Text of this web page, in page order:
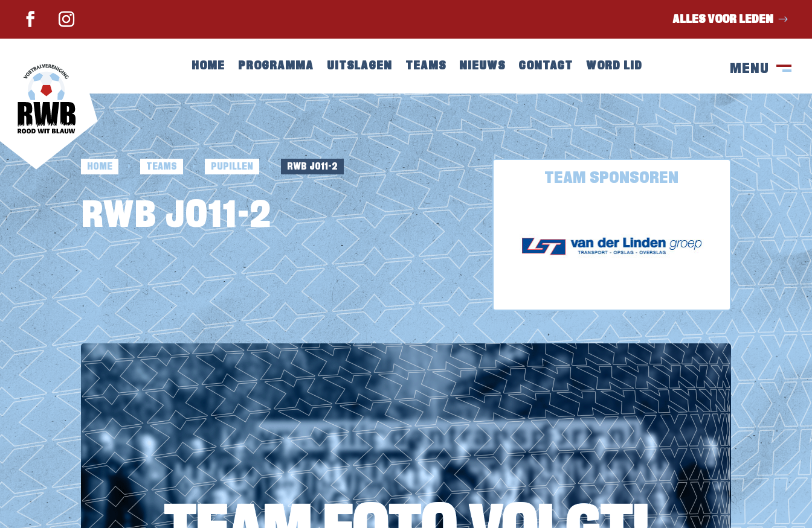
ALLES VOOR LEDEN
HOME PROGRAMMA UITSLAGEN TEAMS NIEUWS CONTACT WORD LID
MENU
SLUIT
M
HOME E TEAMS E PUPILLEN E RWB JO11-2
RWB JO11-2
TEAM SPONSOREN